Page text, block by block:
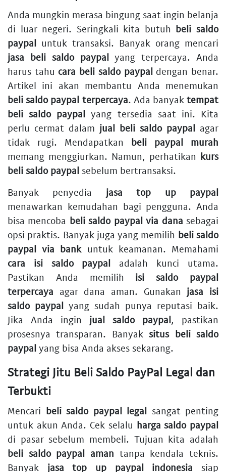
Anda mungkin merasa bingung saat ingin belanja
di luar negeri. Seringkali kita butuh beli saldo
paypal untuk transaksi. Banyak orang mencari
jasa beli saldo paypalyang terpercaya. Anda
harus tahu cara beli saldo paypaldengan benar.
Artikel ini akan membantu Anda menemukan
beli saldo paypal terpercaya. Ada banyak tempat
beli saldo paypal yang tersedia saat ini. Kita
perlu cermat dalam jual beli saldo paypal agar
tidak rugi. Mendapatkan beli paypal murah
memang menggiurkan. Namun, perhatikan kurs
beli saldo paypal sebelum bertransaksi.
Banyak penyedia jasa top up paypal
menawarkan kemudahan bagi pengguna. Anda
bisa mencoba beli saldo paypal via dana sebagai
opsi praktis. Banyak juga yang memilih beli saldo
paypal via bankuntuk keamanan. Memahami
cara isi saldo paypal adalah kunci utama.
Pastikan Anda memilih isi saldo paypal
terpercaya agar dana aman. Gunakan jasa isi
saldo paypal yang sudah punya reputasi baik.
Jika Anda ingin jual saldo paypal, pastikan
prosesnya transparan. Banyaksitus beli saldo
paypal yang bisa Anda akses sekarang.
Strategi Jitu Beli Saldo PayPal Legal dan
Terbukti
Mencari beli saldo paypal legal sangat penting
untuk akun Anda. Cek selalu harga saldo paypal
di pasar sebelum membeli. Tujuan kita adalah
beli saldo paypal aman tanpa kendala teknis.
Banyak jasa top up paypal indonesia siap